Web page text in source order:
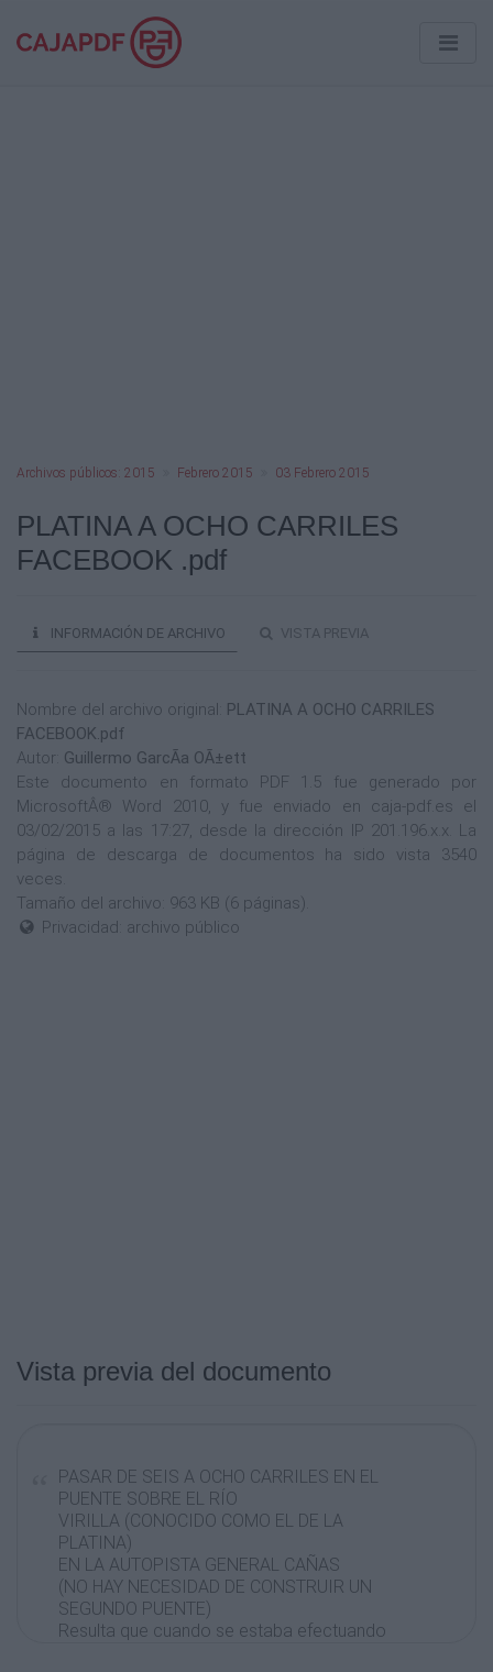
Archivos públicos: 2015 Febrero 2015 03 Febrero 2015
PLATINA A OCHO CARRILES
FACEBOOK .pdf
INFORMACIÓN DE ARCHIVO VISTA PREVIA
Nombre del archivo original: PLATINA A OCHO CARRILES
FACEBOOK.pdf
Autor: Guillermo GarcÃ­a OÃ±ett
Este documento en formato PDF 1.5 fue generado por
MicrosoftÂ® Word 2010, y fue enviado en caja-pdf.es el
03/02/2015 a las 17:27, desde la dirección IP 201.196.x.x. La
página de descarga de documentos ha sido vista 3540
veces.
Tamaño del archivo: 963 KB (6 páginas).
Privacidad: archivo público
Vista previa del documento
PASAR DE SEIS A OCHO CARRILES EN EL
PUENTE SOBRE EL RÍO
VIRILLA (CONOCIDO COMO EL DE LA
PLATINA)
EN LA AUTOPISTA GENERAL CAÑAS
(NO HAY NECESIDAD DE CONSTRUIR UN
SEGUNDO PUENTE)
Resulta que cuando se estaba efectuando